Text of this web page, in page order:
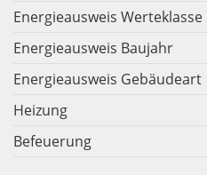
Energieausweis Werteklasse
Energieausweis Baujahr
Energieausweis Gebäudeart
Heizung
Befeuerung